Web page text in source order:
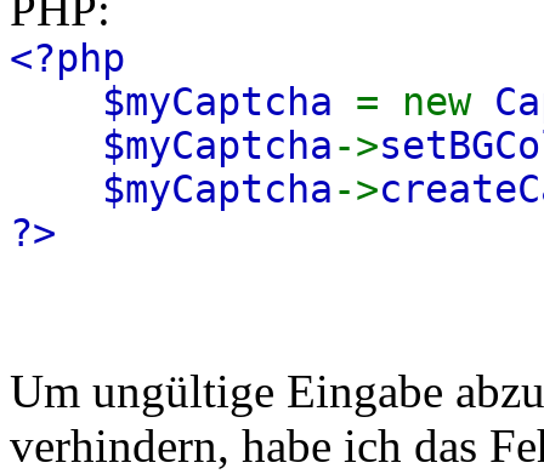
<?php
$myCaptcha = new
$myCaptcha->
$myCaptcha->
?>
Um ungültige Eingabe
verhindern, habe ich das